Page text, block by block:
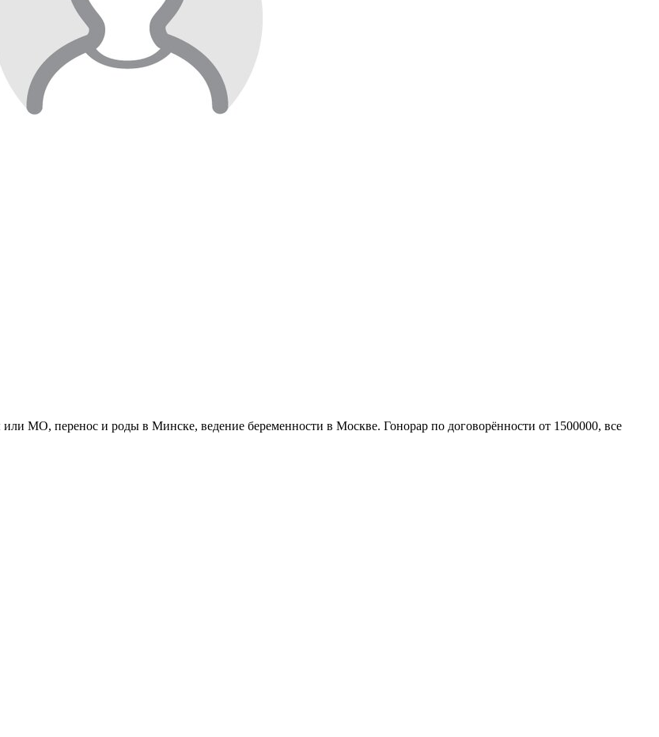
МО, перенос и роды в Минске, ведение беременности в Москве. Гонорар по договорённости от 1500000, все